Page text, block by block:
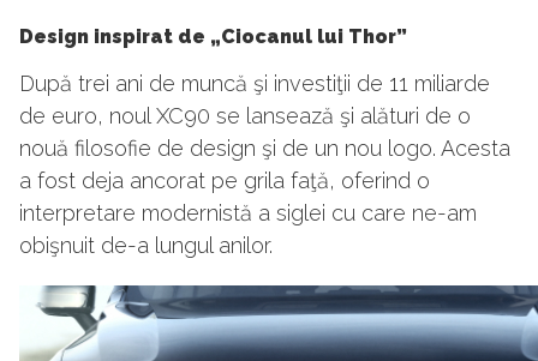
Design inspirat de „Ciocanul lui Thor”
După trei ani de muncă şi investiţii de 11 miliarde
de euro, noul XC90 se lansează şi alături de o
nouă filosofie de design şi de un nou logo. Acesta
a fost deja ancorat pe grila faţă, oferind o
interpretare modernistă a siglei cu care ne-am
obişnuit de-a lungul anilor.